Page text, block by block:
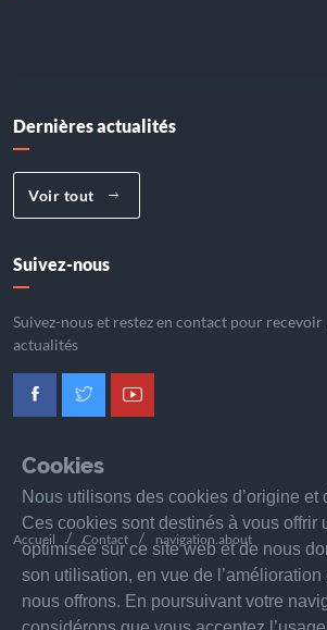
Dernières actualités
Voir tout
Suivez-nous
Suivez-nous et restez en contact pour
actualités
Accueil Contact navigation.about
Cookies
Nous utilisons des cookies d’origine et
Ces cookies sont destinés à vous offrir
optimisée sur ce site web et de nous
son utilisation, en vue de
nous offrons. En poursuivant votre